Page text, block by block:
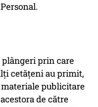
plângeri prin care
cetățeni au primit,
publicitare
de către